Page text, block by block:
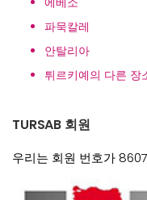
파묵칼레
안탈리아
튀르키예의 다른 장
TURSAB 회원
우리는 회원 번호가